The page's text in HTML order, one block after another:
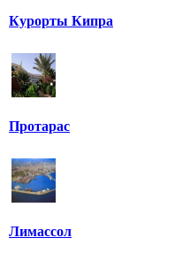
Курорты Кипра
Протарас
Лимассол